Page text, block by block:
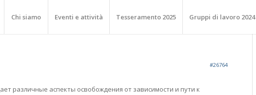
Chi siamo Eventi e attività Tesseramento 2025 Gruppi di lavoro 2024
#26764
различные аспекты освобождения от зависимости и пути к